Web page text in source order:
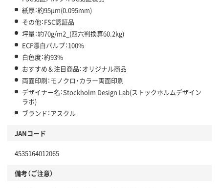
紙厚：約95μm(0.095mm)
その他：FSC認証品
坪量：約70g/m2_(四六判換算60.2kg)
ECF漂白パルプ：100%
白色度：約93%
おすすめ＆注目商品：オリジナル商品
両面印刷：モノクロ・カラー両面印刷
デザイナー名：Stockholm Design Lab(ストックホルムデザイン
ラボ)
ブランド：アスクル
JANコード
4535164012065
備考（ご注意）